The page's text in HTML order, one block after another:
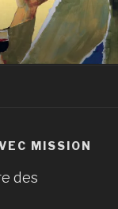
MISSION
des